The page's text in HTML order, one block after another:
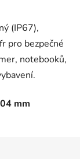
(IP67),
pro bezpečné
notebooků,
mm